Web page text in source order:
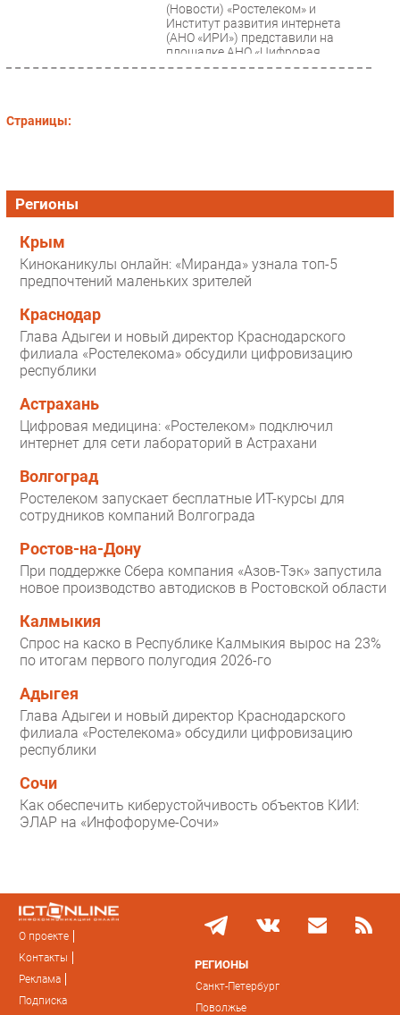
(Новости) «Ростелеком» и
Институт развития интернета
(АНО «ИРИ») представили на
площадке АНО «Цифровая
экономика» свежее совместное
Страницы:
Регионы
Крым
Киноканикулы онлайн: «Миранда» узнала топ-5
предпочтений маленьких зрителей
Краснодар
Глава Адыгеи и новый директор Краснодарского
филиала «Ростелекома» обсудили цифровизацию
республики
Астрахань
Цифровая медицина: «Ростелеком» подключил
интернет для сети лабораторий в Астрахани
Волгоград
Ростелеком запускает бесплатные ИТ-курсы для
сотрудников компаний Волгограда
Ростов-на-Дону
При поддержке Сбера компания «Азов-Тэк» запустила
новое производство автодисков в Ростовской области
Калмыкия
Спрос на каско в Республике Калмыкия вырос на 23%
по итогам первого полугодия 2026-го
Адыгея
Глава Адыгеи и новый директор Краснодарского
филиала «Ростелекома» обсудили цифровизацию
республики
Сочи
Как обеспечить киберустойчивость объектов КИИ:
ЭЛАР на «Инфофоруме-Сочи»
О проекте
Контакты
Реклама
Подписка
РЕГИОНЫ
Санкт-Петербург
Поволжье